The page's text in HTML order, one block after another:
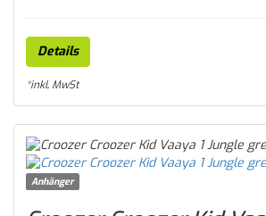
Details
*inkl. MwSt
Anhänger